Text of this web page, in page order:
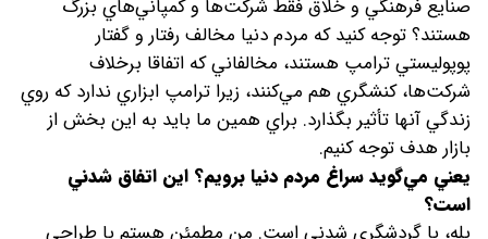
صنايع فرهنگي و خلاق فقط شرکت‌ها و کمپاني‌هاي بزرگ
هستند؟ توجه کنيد که مردم دنيا مخالف رفتار و گفتار
پوپوليستي ترامپ هستند، مخالفاني که اتفاقا برخلاف
شرکت‌ها، کنشگري هم مي‌کنند، زیرا ترامپ ابزاري ندارد که روي
زندگي آنها تأثير بگذارد. براي همين ما بايد به اين بخش از
بازار هدف توجه کنيم.
يعني مي‌گويد سراغ مردم دنيا برويم؟ اين اتفاق شدني
است؟
بله، با گردشگري شدني است. من مطمئن هستم با طراحي